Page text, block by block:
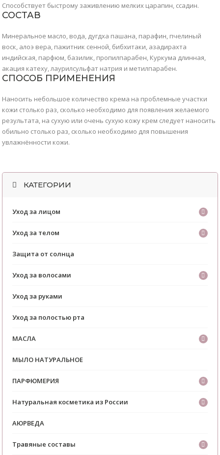
Способствует быстрому заживлению мелких царапин, ссадин.
СОСТАВ
Минеральное масло, вода, дугдха пашана, парафин, пчелиный
воск, алоэ вера, пажитник сенной, бибхитаки, азадирахта
индийская, парфюм, базилик, пропилпарабен, Куркума длинная,
акация катеху, лаурилсульфат натрия и метилпарабен.
СПОСОБ ПРИМЕНЕНИЯ
Наносить небольшое количество крема на проблемные участки
кожи столько раз, сколько необходимо для появления желаемого
результата, на сухую или очень сухую кожу крем следует наносить
обильно столько раз, сколько необходимо для повышения
увлажнённости кожи.
КАТЕГОРИИ
Уход за лицом
Уход за телом
Защита от солнца
Уход за волосами
Уход за руками
Уход за полостью рта
МАСЛА
МЫЛО НАТУРАЛЬНОЕ
ПАРФЮМЕРИЯ
Натуральная косметика из России
АЮРВЕДА
Травяные составы